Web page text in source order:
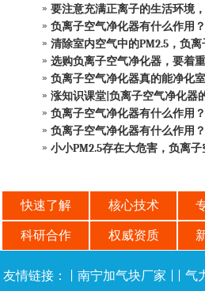
要注意充满正离子的生活环境
负离子空气净化器有什么作用
清除室内空气中的PM2.5，负离
选购负离子空气净化器，要着
负离子空气净化器真的能净化
涨知识课堂|负离子空气净化器
负离子空气净化器有什么作用
负离子空气净化器有什么作用
小小PM2.5存在大危害，负离子
快速了解 核心技术
科研合作 权威资质
友情链接： 南宁加气块厂家 气